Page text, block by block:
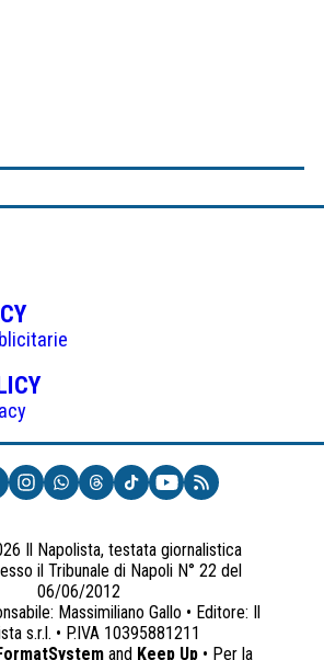
(APRE
IN
UNA
NUOVA
(APRE
UNA
NUOVA
SCHEDA)
Il Napolista, testata giornalistica
il Tribunale di Napoli N° 22 del
06/06/2012
Massimiliano Gallo • Editore: Il
s.r.l. • P.IVA 10395881211
and Keep Up• Per la